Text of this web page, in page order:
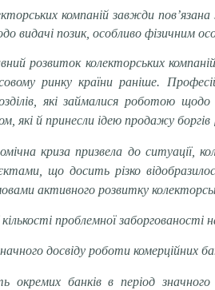
компаній завжди
видачі позик, особливо фізичним
розвиток колекторських
ринку країни раніше.
які займалися роботою щодо
які й принесли ідею продажу
криза призвела до ситуації,
що досить різко
активного розвитку
проблемної заборгованості
досвіду роботи комерційних
окремих банків в період